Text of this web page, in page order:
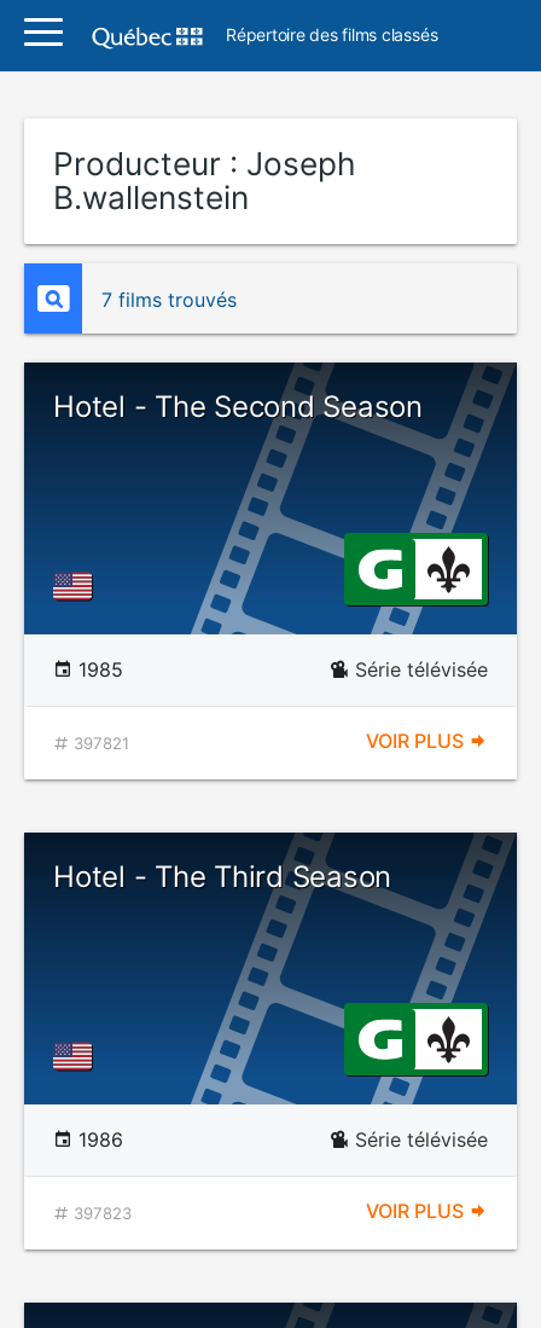
Répertoire des films classés
Producteur : Joseph
B.wallenstein
7 films trouvés
Hotel - The Second Season
1985 Série télévisée
397821 VOIR PLUS
Hotel - The Third Season
1986 Série télévisée
397823 VOIR PLUS